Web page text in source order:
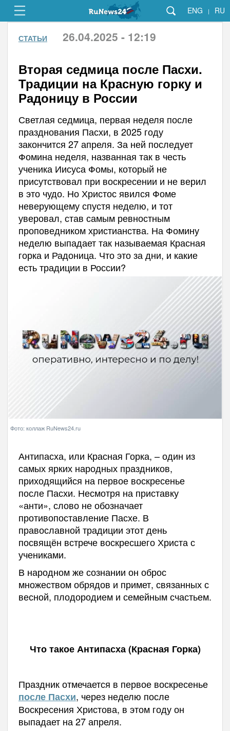
ENG | RU
СТАТЬИ 26.04.2025 - 12:19
Вторая седмица после Пасхи.
Традиции на Красную горку и
Радоницу в России
Светлая седмица, первая неделя после
празднования Пасхи, в 2025 году
закончится 27 апреля. За ней последует
Фомина неделя, названная так в честь
ученика Иисуса Фомы, который не
присутствовал при воскресении и не верил
в это чудо. Но Христос явился Фоме
неверующему спустя неделю, и тот
уверовал, став самым ревностным
проповедником христианства. На Фомину
неделю выпадает так называемая Красная
горка и Радоница. Что это за дни, и какие
есть традиции в России?
Фото: коллаж RuNews24.ru
Антипасха, или Красная Горка, – один из
самых ярких народных праздников,
приходящийся на первое воскресенье
после Пасхи. Несмотря на приставку
«анти», слово не обозначает
противопоставление Пасхе. В
православной традиции этот день
посвящён встрече воскресшего Христа с
учениками.
В народном же сознании он оброс
множеством обрядов и примет, связанных с
весной, плодородием и семейным счастьем.
Что такое Антипасха (Красная Горка)
Праздник отмечается в первое воскресенье
после Пасхи, через неделю после
Воскресения Христова, в этом году он
выпадает на 27 апреля.